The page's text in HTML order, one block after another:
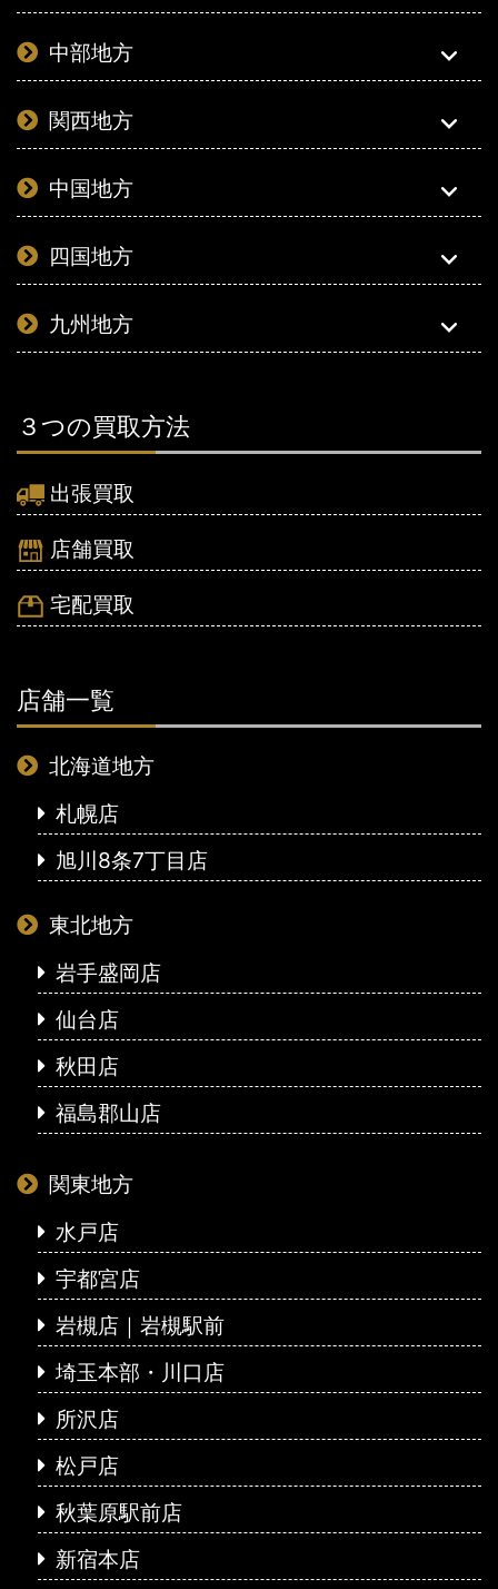
中部地方
関西地方
中国地方
四国地方
九州地方
３つの買取方法
出張買取
店舗買取
宅配買取
店舗一覧
北海道地方
札幌店
旭川8条7丁目店
東北地方
岩手盛岡店
仙台店
秋田店
福島郡山店
関東地方
水戸店
宇都宮店
岩槻店｜岩槻駅前
埼玉本部・川口店
所沢店
松戸店
秋葉原駅前店
新宿本店